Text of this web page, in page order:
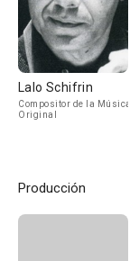
Lalo Schifrin
Compositor de la Música
Original
Producción